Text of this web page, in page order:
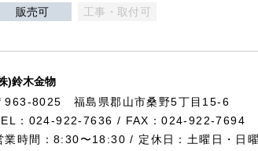
販売可 工事・取付可
)鈴木金物
963-8025 福島県郡山市桑野5丁目15-6
：024-922-7636 / FAX：024-922-7694
業時間：8:30〜18:30 / 定休日：土曜日・日